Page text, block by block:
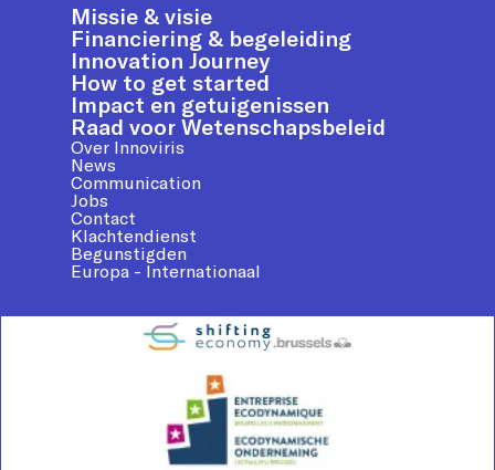
Missie & visie
Financiering & begeleiding
Innovation Journey
How to get started
Impact en getuigenissen
Raad voor Wetenschapsbeleid
Over Innoviris
News
Communication
Jobs
Contact
Klachtendienst
Begunstigden
Europa - Internationaal